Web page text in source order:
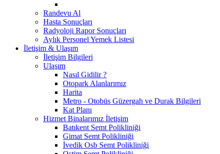
Randevu Al
Hasta Sonuçları
Radyoloji Rapor Sonuçları
Aylık Personel Yemek Listesi
İletişim & Ulaşım
İletişim Bilgileri
Ulaşım
Nasıl Gidilir ?
Otopark Alanlarımız
Harita
Metro - Otobüs Güzergah ve Durak Bilgileri
Kat Planı
Hizmet Binalarımız İletişim
Batıkent Semt Polikliniği
Gimat Semt Polikliniği
İvedik Osb Semt Polikliniği